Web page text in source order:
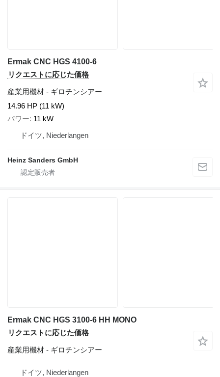
Ermak CNC HGS 4100-6
リクエストに応じた価格
産業用機材 - ギロチンシアー
14.96 HP (11 kW)
パワー 11 kW
ドイツ, Niederlangen
Heinz Sanders GmbH
Ermak CNC HGS 3100-6 HH MONO
リクエストに応じた価格
産業用機材 - ギロチンシアー
ドイツ, Niederlangen